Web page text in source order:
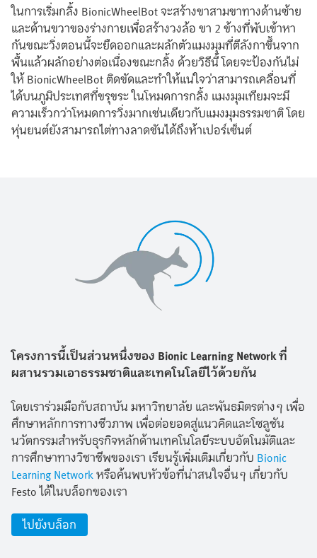
ในการเริ่มกลิ้ง BionicWheelBot จะสร้างขาสามขาทางด้านซ้าย
และด้านขวาของร่างกายเพื่อสร้างวงล้อ ขา 2 ข้างที่พับเข้าหา
กันขณะวิ่งตอนนี้จะยืดออกและผลักตัวแมงมุมที่ตีลังกาขึ้นจาก
พื้นแล้วผลักอย่างต่อเนื่องขณะกลิ้ง ด้วยวิธีนี้ โดยจะป้องกันไม่
ให้ BionicWheelBot ติดขัดและทำให้แน่ใจว่าสามารถเคลื่อนที่
ได้บนภูมิประเทศที่ขรุขระ ในโหมดการกลิ้ง แมงมุมเทียมจะมี
ความเร็วกว่าโหมดการวิ่งมากเช่นเดียวกับแมงมุมธรรมชาติ โดย
หุ่นยนต์ยังสามารถไต่ทางลาดชันได้ถึงห้าเปอร์เซ็นต์
โครงการนี้เป็นส่วนหนึ่งของ Bionic Learning Network ที่
ผสานรวมเอาธรรมชาติและเทคโนโลยีไว้ด้วยกัน
โดยเราร่วมมือกับสถาบัน มหาวิทยาลัย และพันธมิตรต่างๆ เพื่อ
ศึกษาหลักการทางชีวภาพ เพื่อต่อยอดสู่แนวคิดและโซลูชัน
นวัตกรรมสำหรับธุรกิจหลักด้านเทคโนโลยีระบบอัตโนมัติและ
การศึกษาทางวิชาชีพของเรา เรียนรู้เพิ่มเติมเกี่ยวกับ Bionic
Learning Networkหรือค้นพบหัวข้อที่น่าสนใจอื่นๆ เกี่ยวกับ
Festo ได้ในบล็อกของเรา
ไปยังบล็อก